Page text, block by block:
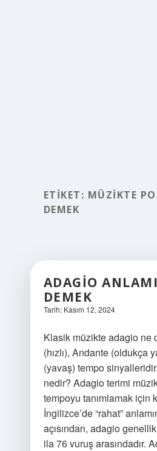
ETIKET: MÜZIKTE
DEMEK
ADAGIO
DEMEK
Tarih: Kasım 12, 2024
Klasik müzikte adagio ne
(hızlı), Andante (oldukça
(yavaş) tempo
nedir? Adagio terimi
tempoyu tanımlamak için
İngilizce’de “rahat”
açısından, adagio
ila 76 vuruş arasındadır.